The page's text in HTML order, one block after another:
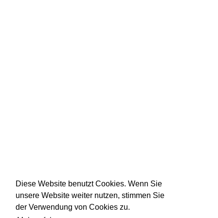
Diese Website benutzt Cookies. Wenn Sie
unsere Website weiter nutzen, stimmen Sie
der Verwendung von Cookies zu.